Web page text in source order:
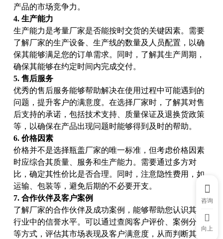
产品的市场竞争力。
4. 生产能力
生产能力是考量厂家是否能按时交货的关键因素。需要
了解厂家的生产设备、生产线的数量及人员配置，以确
保其能够满足您的订单需求。同时，了解其生产周期，
确保其能够在约定时间内完成交付。
5. 售后服务
优秀的售后服务能够帮助解决在使用过程中可能遇到的
问题，提升客户的满意度。在选择厂家时，了解其对售
后支持的承诺，包括技术支持、质量保证及退换货政策
等，以确保在产品出现问题时能够得到及时的帮助。
6. 价格因素
价格并不是选择瓶盖厂家的唯一标准，但考虑价格因素
时应综合其质量、服务和生产能力。需要通过多方对
比，确定其性价比是否合理。同时，注意隐性费用，如
运输、包装等，避免后期的不必要开支。
7. 合作伙伴及客户案例
了解厂家的合作伙伴及成功案例，能够帮助您认识其在
行业中的信誉水平。可以通过查阅客户评价、案例分享
等方式，评估其市场表现及客户满意度，从而判断其可
咨询
向上